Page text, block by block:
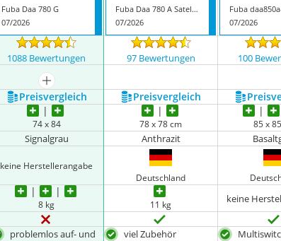
Fuba Daa 780 G
07/2026
Fuba Daa 780 A Satellitenschüssel
07/2026
Fuba
07/2026
1088 Bewertungen 97 Bewertungen
100
mehr anzeigen
Preis­vergleich Preis­vergleich
74 x 84 78 x 78 cm 85 x
Signalgrau Anthrazit
keine Herstellerangabe
Deutschland
8 kg 11 kg
keine
problemlos auf- und
viel Zubehör